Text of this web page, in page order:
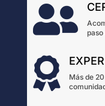


Más de